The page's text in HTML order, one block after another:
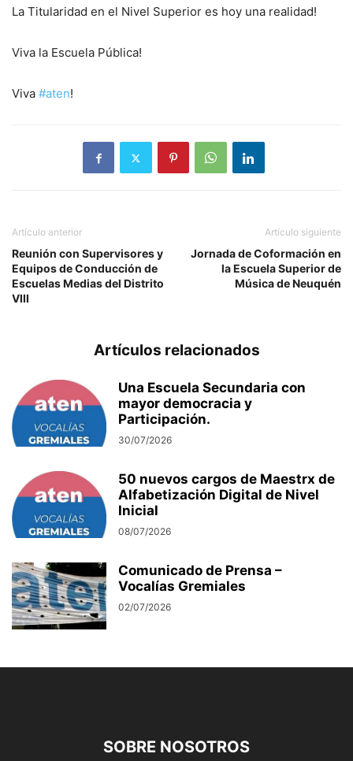
La Titularidad en el Nivel Superior es hoy una realidad!
Viva la Escuela Pública!
Viva #aten!
Artículo anterior
Reunión con Supervisores y
Equipos de Conducción de
Escuelas Medias del Distrito
VIII
Artículo siguiente
Jornada de Coformación en
la Escuela Superior de
Música de Neuquén
Artículos relacionados
Una Escuela Secundaria con
mayor democracia y
Participación.
30/07/2026
50 nuevos cargos de Maestrx de
Alfabetización Digital de Nivel
Inicial
08/07/2026
Comunicado de Prensa –
Vocalías Gremiales
02/07/2026
SOBRE NOSOTROS